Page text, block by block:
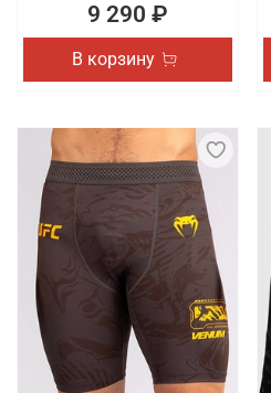
9 290 ₽
В корзину